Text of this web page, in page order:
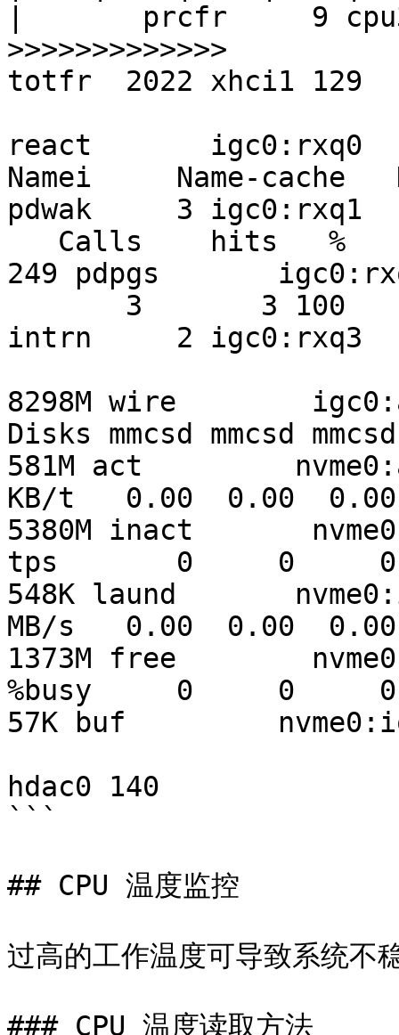
|       prcfr     9
>>>>>>>>>>>>>
totfr  2022 xhci1 129
react       igc0:rxq0
Namei     Name-cache
pdwak     3 igc0:rxq1
249 pdpgs
intrn     2 igc0:rxq3
8298M wire
Disks mmcsd mmcsd
581M act
KB/t   0.00  0.00
5380M inact
tps       0     0
548K laund
MB/s   0.00  0.00
1373M free
%busy     0     0
57K buf
hdac0 140
```
## CPU 温度监控
过高的工作温度可导致系统不
### CPU 温度读取方法